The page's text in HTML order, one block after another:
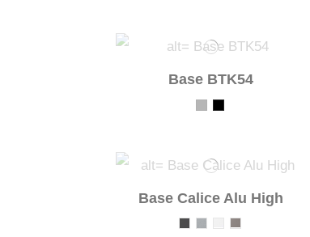
Base BTK54
Base Calice Alu High